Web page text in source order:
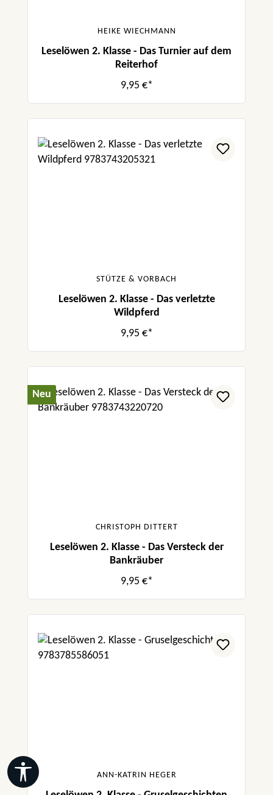
HEIKE WIECHMANN
Leselöwen 2. Klasse - Das Turnier auf dem
Reiterhof
9,95 €*
STÜTZE & VORBACH
Leselöwen 2. Klasse - Das verletzte
Wildpferd
9,95 €*
Neu
CHRISTOPH DITTERT
Leselöwen 2. Klasse - Das Versteck der
Bankräuber
9,95 €*
ANN-KATRIN HEGER
Werkzeugleiste anzeigen